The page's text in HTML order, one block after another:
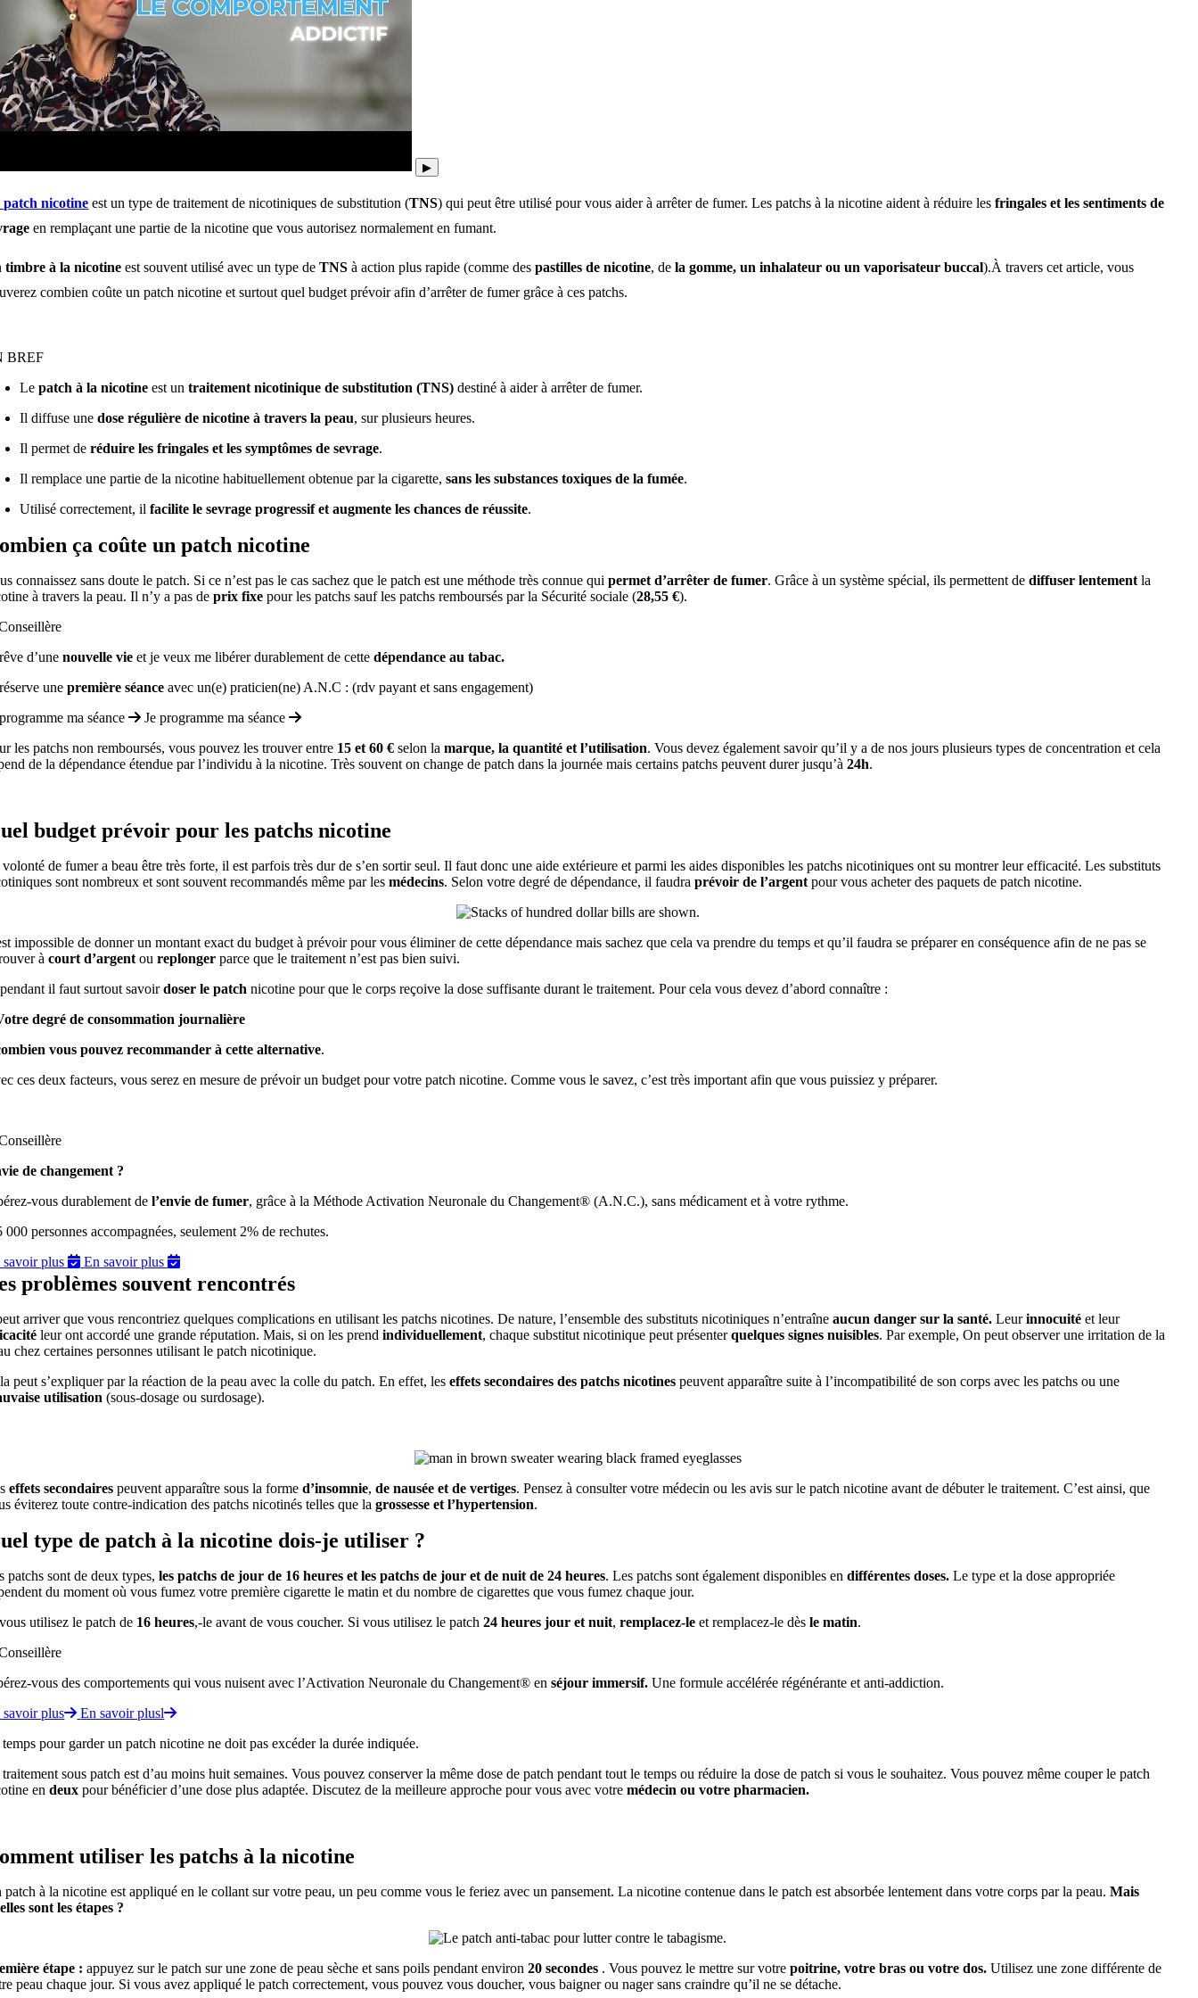
▶
patch nicotine est un type de traitement de nicotiniques de substitution (TNS) qui peut être utilisé pour vous aider à arrêter de fumer.Les patchs à la nicotine aident à réduire lesfringales et les sentiments de
en remplaçant une partie de la nicotine que vous autorisez normalement en fumant.
timbre à la nicotine est souvent utilisé avec un type deTNS à action plus rapide (comme despastilles de nicotine, dela gomme, un inhalateur ou un vaporisateur buccal).À travers cet article, vous
combien coûte un patch nicotine et surtout quel budget prévoir afin d’arrêter de fumer grâce à ces patchs.
BREF
Lepatch à la nicotine est untraitement nicotinique de substitution (TNS) destiné à aider à arrêter de fumer.
Il diffuse unedose régulière de nicotine à travers la peau, sur plusieurs heures.
Il permet deréduire les fringales et les symptômes de sevrage.
Il remplace une partie de la nicotine habituellement obtenue par la cigarette,sans les substances toxiques de la fumée.
Utilisé correctement, ilfacilite le sevrage progressif et augmente les chances de réussite.
ça coûte un patch nicotine
connaissez sans doute le patch. Si ce n’est pas le cas sachez que le patch est une méthode très connue qui permet d’arrêter de fumer.Grâce à un système spécial, ils permettent dediffuser lentement la
à travers la peau.Il n’y a pas de prix fixe pour les patchs sauf les patchs remboursés par la Sécurité sociale(28,55 €).
d’unenouvelle vie et je veux me libérer durablement de cettedépendance au tabac.
unepremière séance avec un(e) praticien(ne) A.N.C : (rdv payant et sans engagement)
ma séance
Je programme ma séance
les patchs non remboursés, vous pouvez les trouver entre 15 et 60 € selon lamarque, la quantité et l’utilisation.Vous devez également savoir qu’il y a de nos jours plusieurs types de concentration et cela
de la dépendance étendue par l’individu à la nicotine.Très souvent on change de patch dans la journée mais certains patchs peuvent durer jusqu’à24h.
budget prévoir pour les patchs nicotine
de fumer a beau être très forte, il est parfois très dur de s’en sortir seul.Il faut donc une aide extérieure et parmi les aides disponibles les patchs nicotiniques ont su montrer leur efficacité.Les substituts
sont nombreux et sont souvent recommandés même par les médecins. Selon votre degré de dépendance, il faudra prévoir de l’argent pour vous acheter des paquets de patch nicotine.
impossible de donner un montant exact du budget à prévoir pour vous éliminer de cette dépendance mais sachez que cela va prendre du temps et qu’il faudra se préparer en conséquence afin de ne pas se
àcourt d’argentoureplonger parce que le traitement n’est pas bien suivi.
il faut surtout savoir doser le patch nicotine pour que le corps reçoive la dose suffisante durant le traitement.Pour cela vous devez d’abord connaître :
degré de consommation journalière
vous pouvez recommander à cette alternative.
ces deux facteurs, vous serez en mesure de prévoir un budget pour votre patch nicotine.Comme vous le savez, c’est très important afin que vous puissiez y préparer.
de changement ?
vous durablement del’envie de fumer, grâce à la Méthode Activation Neuronale du Changement® (A.N.C.), sans médicament et à votre rythme.
000 personnes accompagnées, seulement 2% de rechutes.
savoir plus
En savoir plus
problèmes souvent rencontrés
arriver que vous rencontriez quelques complications en utilisant les patchs nicotines.De nature, l’ensemble des substituts nicotiniques n’entraîne aucun danger sur la santé. Leurinnocuité et leur
leur ont accordé une grande réputation.Mais, si on les prend individuellement, chaque substitut nicotinique peut présenter quelques signes nuisibles.Par exemple, On peut observer une irritation de la
chez certaines personnes utilisant le patch nicotinique.
peut s’expliquer par la réaction de la peau avec la colle du patch.En effet, leseffets secondaires des patchs nicotinespeuvent apparaître suite à l’incompatibilité de son corps avec les patchs ou une
utilisation (sous-dosage ou surdosage).
effets secondaires peuvent apparaître sous la forme d’insomnie,de nausée et de vertiges. Pensez à consulter votre médecin ou les avis sur le patch nicotine avant de débuter le traitement.C’est ainsi, que
éviterez toute contre-indication des patchs nicotinés telles que lagrossesse et l’hypertension.
type de patch à la nicotine dois-je utiliser ?
patchs sont de deux types,les patchs de jour de 16 heures et les patchs de jour et de nuit de 24 heures.Les patchs sont également disponibles en différentes doses. Le type et la dose appropriée
du moment où vous fumez votre première cigarette le matin et du nombre de cigarettes que vous fumez chaque jour.
utilisez le patch de 16 heures,-le avant de vous coucher. Si vous utilisez le patch24 heures jour et nuit,remplacez-le et remplacez-le dèsle matin.
vous des comportements qui vous nuisent avec l’Activation Neuronale du Changement® en séjour immersif. Une formule accélérée régénérante et anti-addiction.
savoir plus
En savoir plusl
pour garder un patch nicotine ne doit pas excéder la durée indiquée.
souspatch est d’au moins huit semaines.Vous pouvez conserver la même dose de patch pendant tout le temps ou réduire la dose de patch si vous le souhaitez.Vous pouvez même couper le patch
endeuxpour bénéficier d’une dose plus adaptée.Discutez de la meilleure approche pour vous avec votre médecin ou votre pharmacien.
utiliser les patchs à la nicotine
patch à la nicotine est appliqué en le collant sur votre peau, un peu comme vous le feriez avec un pansement.La nicotine contenue dans le patch est absorbée lentement dans votre corps par la peau.Mais
sont les étapes ?
étape :appuyez sur le patch sur une zone de peau sèche et sans poils pendant environ20 secondes .Vous pouvez le mettre sur votrepoitrine, votre bras ou votre dos. Utilisez une zone différente de
peau chaque jour. Si vous avez appliqué le patch correctement, vous pouvez vous doucher, vous baigner ou nager sans craindre qu’il ne se détache.